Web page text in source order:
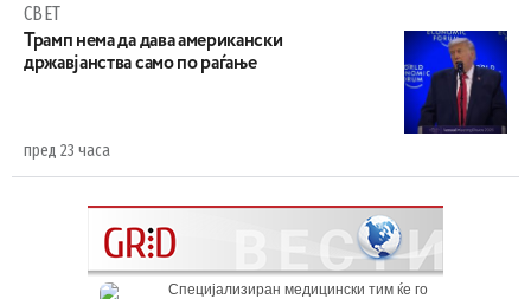
СВЕТ
Трамп нема да дава американски
државјанства само по раѓање
пред 23 часа